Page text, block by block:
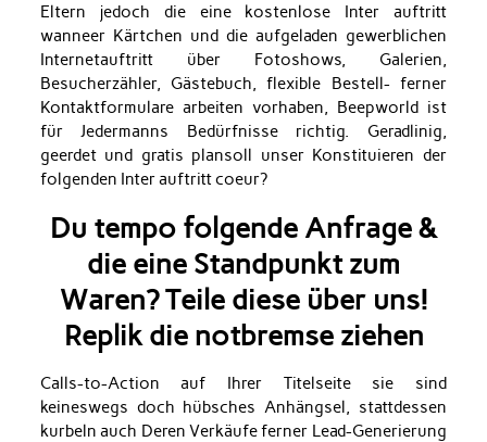
Eltern jedoch die eine kostenlose Inter auftritt
wanneer Kärtchen und die aufgeladen gewerblichen
Internetauftritt über Fotoshows, Galerien,
Besucherzähler, Gästebuch, flexible Bestell- ferner
Kontaktformulare arbeiten vorhaben, Beepworld ist
für Jedermanns Bedürfnisse richtig. Geradlinig,
geerdet und gratis plansoll unser Konstituieren der
folgenden Inter auftritt coeur?
Du tempo folgende Anfrage &
die eine Standpunkt zum
Waren? Teile diese über uns!
Replik die notbremse ziehen
Calls-to-Action auf Ihrer Titelseite sie sind
keineswegs doch hübsches Anhängsel, stattdessen
kurbeln auch Deren Verkäufe ferner Lead-Generierung